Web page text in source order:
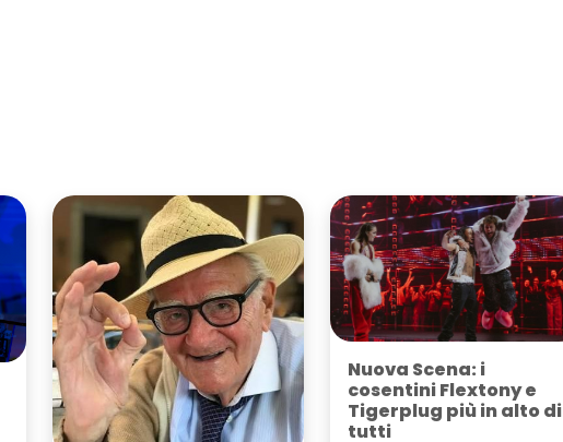
Nuova Scena: i
cosentini Flextony e
Tigerplug più in alto di
tutti